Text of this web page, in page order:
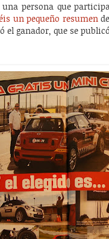
persona que
un pequeño resumen
el ganador, que se